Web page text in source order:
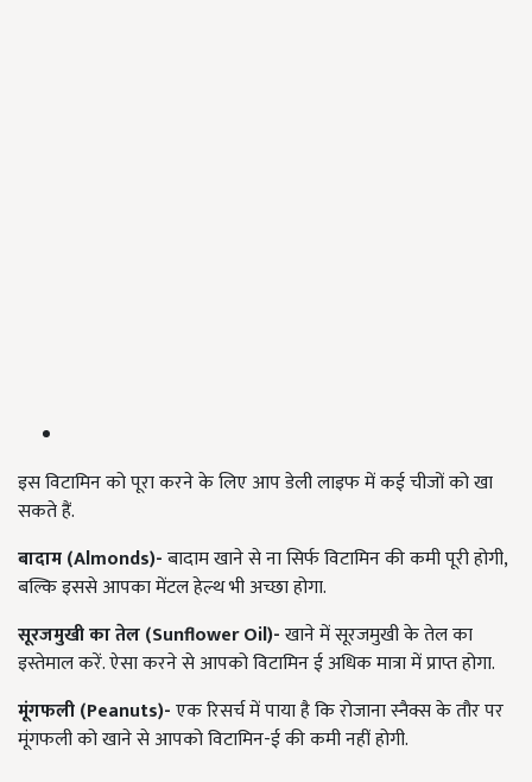
इस विटामिन को पूरा करने के लिए आप डेली लाइफ में कई चीजों को खा
सकते हैं.
बादाम (Almonds)-बादाम खाने से ना सिर्फ विटामिन की कमी पूरी होगी,
बल्कि इससे आपका मेंटल हेल्थ भी अच्छा होगा.
सूरजमुखी का तेल (Sunflower Oil)-खाने में सूरजमुखी के तेल का
इस्तेमाल करें. ऐसा करने से आपको विटामिन ई अधिक मात्रा में प्राप्त होगा.
मूंगफली (Peanuts)-एक रिसर्च में पाया है कि रोजाना स्नैक्स के तौर पर
मूंगफली को खाने से आपको विटामिन-ई की कमी नहीं होगी.